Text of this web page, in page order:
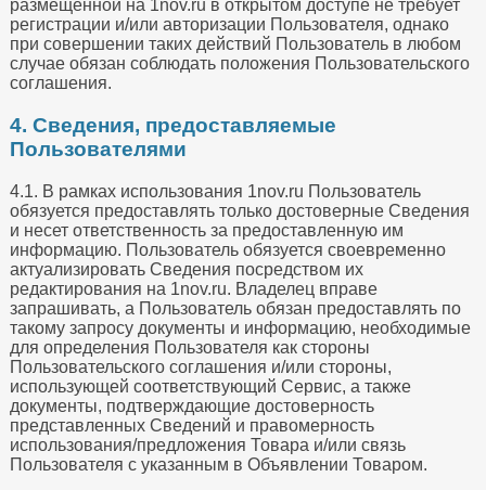
размещенной на 1nov.ru в открытом доступе не требует
регистрации и/или авторизации Пользователя, однако
при совершении таких действий Пользователь в любом
случае обязан соблюдать положения Пользовательского
соглашения.
4. Сведения, предоставляемые
Пользователями
4.1. В рамках использования 1nov.ru Пользователь
обязуется предоставлять только достоверные Сведения
и несет ответственность за предоставленную им
информацию. Пользователь обязуется своевременно
актуализировать Сведения посредством их
редактирования на 1nov.ru. Владелец вправе
запрашивать, а Пользователь обязан предоставлять по
такому запросу документы и информацию, необходимые
для определения Пользователя как стороны
Пользовательского соглашения и/или стороны,
использующей соответствующий Сервис, а также
документы, подтверждающие достоверность
представленных Сведений и правомерность
использования/предложения Товара и/или связь
Пользователя с указанным в Объявлении Товаром.